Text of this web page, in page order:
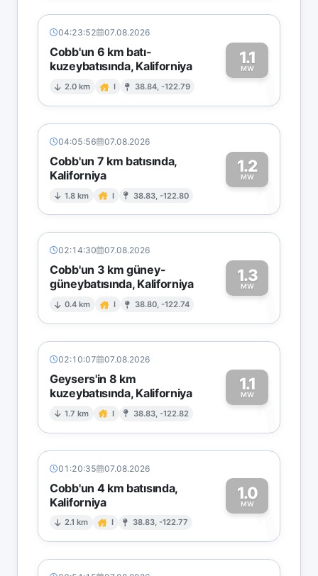
04:23:52 07.08.2026
Cobb'un 6 km batı-
kuzeybatısında, Kaliforniya
2.0 km I 38.84, -122.79
1.1
MW1
04:05:56 07.08.2026
Cobb'un 7 km batısında,
Kaliforniya
1.8 km I 38.83, -122.80
1.2
MW1
02:14:30 07.08.2026
Cobb'un 3 km güney-
güneybatısında, Kaliforniya
0.4 km I 38.80, -122.74
1.3
MW1
02:10:07 07.08.2026
Geysers'in 8 km
kuzeybatısında, Kaliforniya
1.7 km I 38.83, -122.82
1.1
MW1
01:20:35 07.08.2026
Cobb'un 4 km batısında,
Kaliforniya
2.1 km I 38.83, -122.77
1.0
MW1